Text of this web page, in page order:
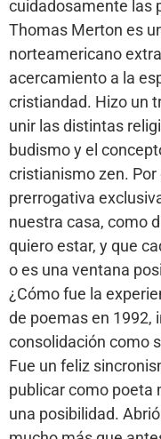
cuidadosamente las
Thomas Merton es
norteamericano
acercamiento a la
cristiandad. Hizo un
unir las distintas
budismo y el
cristianismo zen. Por
prerrogativa
nuestra casa, como
quiero estar, y que
o es una ventana
¿Cómo fue la
de poemas en 1992,
consolidación como
Fue un feliz
publicar como poeta
una posibilidad.